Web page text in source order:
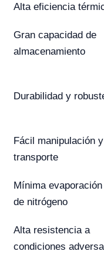
Alta eficiencia
Gran capacidad de
almacenamiento
Durabilidad y
Fácil manipulación y
transporte
Mínima evaporación
de nitrógeno
Alta resistencia a
condiciones